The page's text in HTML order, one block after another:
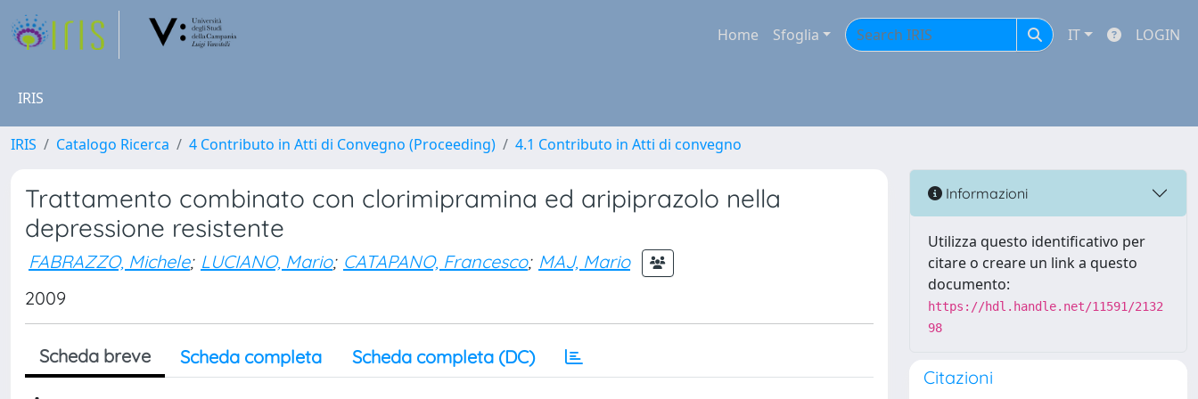
Home Sfoglia IT LOGIN
IRIS
IRIS Catalogo Ricerca 4 Contributo in Atti di Convegno (Proceeding) 4.1 Contributo in Atti di convegno
Trattamento combinato con clorimipramina ed aripiprazolo nella
depressione resistente
FABRAZZO, Michele; LUCIANO, Mario; CATAPANO, Francesco; MAJ, Mario
2009
Scheda breve Scheda completa Scheda completa (DC)
Informazioni
Utilizza questo identificativo per
citare o creare un link a questo
documento:
https://hdl.handle.net/11591/2132
98
Citazioni